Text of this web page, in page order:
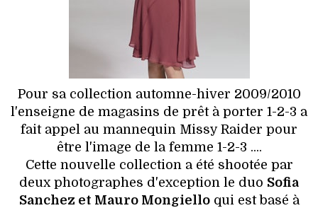
AUTO
LIEUX TENDANCES
BEAUTÉ
MODE DE RUE
JEUNES CRÉATEURS
HISTOIRE DES MARQUES
Pour sa collection automne-hiver 2009/2010
l'enseigne de magasins de prêt à porter 1-2-3 a
fait appel au mannequin Missy Raider pour
être l'image de la femme 1-2-3 ....
Cette nouvelle collection a été shootée par
deux photographes d'exception le duo Sofia
Sanchez et Mauro Mongielloqui est basé à